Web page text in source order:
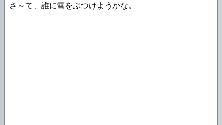
さ～て、誰に雪をぶつけようかな。